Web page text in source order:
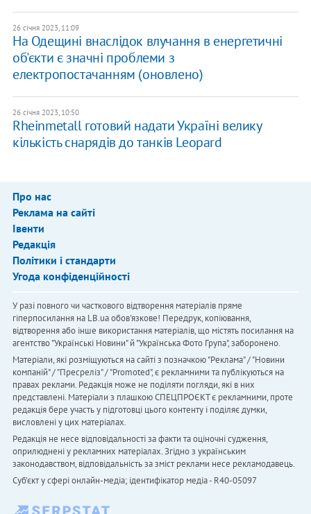
26 січня 2023, 11:09
На Одещині внаслідок влучання в енергетичні
об'єкти є значні проблеми з
електропостачанням (оновлено)
26 січня 2023, 10:50
Rheinmetall готовий надати Україні велику
кількість снарядів до танків Leopard
Про нас
Реклама на сайті
Івенти
Редакція
Політики і стандарти
Угода конфіденційності
У разі повного чи часткового відтворення матеріалів пряме
гіперпосилання на LB.ua обов'язкове! Передрук, копіювання,
відтворення або інше використання матеріалів, що містять посилання на
агентство "Українськi Новини" й "Українська Фото Група", заборонено.
Матеріали, які розміщуються на сайті з позначкою "Реклама" / "Новини
компаній" / "Пресреліз" / "Promoted", є рекламними та публікуються на
правах реклами. Редакція може не поділяти погляди, які в них
представлені. Матеріали з плашкою СПЕЦПРОЄКТ є рекламними, проте
редакція бере участь у підготовці цього контенту і поділяє думки,
висловлені у цих матеріалах.
Редакція не несе відповідальності за факти та оціночні судження,
оприлюднені у рекламних матеріалах. Згідно з українським
законодавством, відповідальність за зміст реклами несе рекламодавець.
Cуб'єкт у сфері онлайн-медіа; ідентифікатор медіа - R40-05097